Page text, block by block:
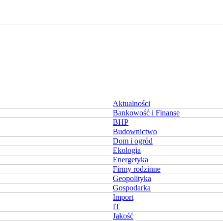
Aktualności
Bankowość i Finanse
BHP
Budownictwo
Dom i ogród
Ekologia
Energetyka
Firmy rodzinne
Geopolityka
Gospodarka
Import
IT
Jakość